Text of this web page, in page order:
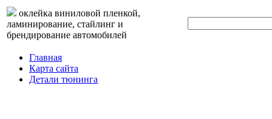
оклейка виниловой пленкой,
ламинирование, стайлинг и
брендирование автомобилей
Главная
Карта сайта
Детали тюнинга